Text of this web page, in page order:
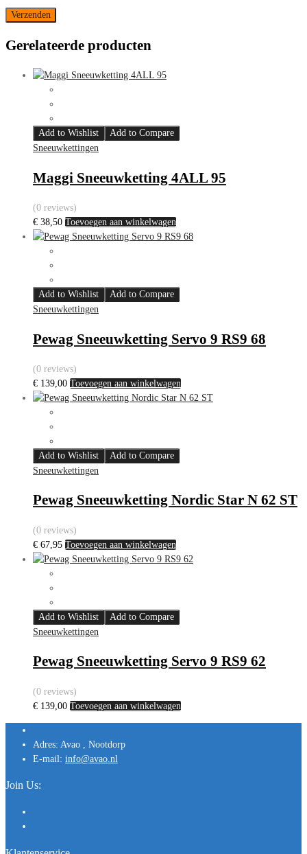
Gerelateerde producten
Add to Wishlist
Add to Compare
Sneeuwkettingen
Maggi Sneeuwketting 4ALL 95
(0 reviews)
€ 38,50 Toevoegen aan winkelwagen
Add to Wishlist
Add to Compare
Sneeuwkettingen
Pewag Sneeuwketting Servo 9 RS9 68
(0 reviews)
€ 139,00 Toevoegen aan winkelwagen
Add to Wishlist
Add to Compare
Sneeuwkettingen
Pewag Sneeuwketting Nordic Star N 62 ST
(0 reviews)
€ 67,95 Toevoegen aan winkelwagen
Add to Wishlist
Add to Compare
Sneeuwkettingen
Pewag Sneeuwketting Servo 9 RS9 62
(0 reviews)
€ 139,00 Toevoegen aan winkelwagen
Adres: Avao , Nootdorp
E-mail: info@avao.nl
Join Us: